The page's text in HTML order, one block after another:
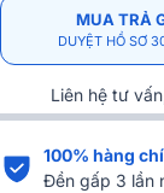
MUA TRẢ
DUYỆT HỒ SƠ
Liên hệ tư
100% hàng
Đền gấp 3 lần